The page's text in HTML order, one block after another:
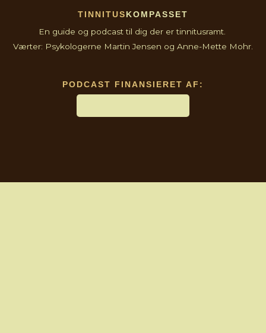
TINNITUS KOMPASSET
En guide og podcast til dig der er tinnitusramt.
Værter: Psykologerne Martin Jensen og Anne-Mette Mohr.
PODCAST FINANSIERET AF: